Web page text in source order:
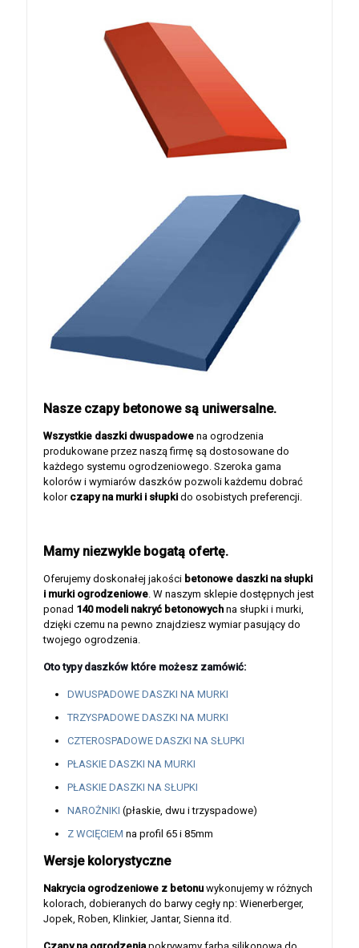
Nasze czapy betonowe są uniwersalne.
Wszystkie daszki dwuspadowe na ogrodzenia
produkowane przez naszą firmę są dostosowane do
każdego systemu ogrodzeniowego. Szeroka gama
kolorów i wymiarów daszków pozwoli każdemu dobrać
kolor czapy na murki i słupki do osobistych preferencji.
Mamy niezwykle bogatą ofertę.
Oferujemy doskonałej jakości betonowe daszki na słupki
i murki ogrodzeniowe. W naszym sklepie dostępnych jest
ponad 140 modeli nakryć betonowych na słupki i murki,
dzięki czemu na pewno znajdziesz wymiar pasujący do
twojego ogrodzenia.
Oto typy daszków które możesz zamówić:
DWUSPADOWE DASZKI NA MURKI
TRZYSPADOWE DASZKI NA MURKI
CZTEROSPADOWE DASZKI NA SŁUPKI
PŁASKIE DASZKI NA MURKI
PŁASKIE DASZKI NA SŁUPKI
NAROŻNIKI (płaskie, dwu i trzyspadowe)
Z WCIĘCIEM na profil 65 i 85mm
Wersje kolorystyczne
Nakrycia ogrodzeniowe z betonu wykonujemy w różnych
kolorach, dobieranych do barwy cegły np: Wienerberger,
Jopek, Roben, Klinkier, Jantar, Sienna itd.